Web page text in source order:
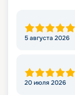
5 августа 2026
20 июля 2026